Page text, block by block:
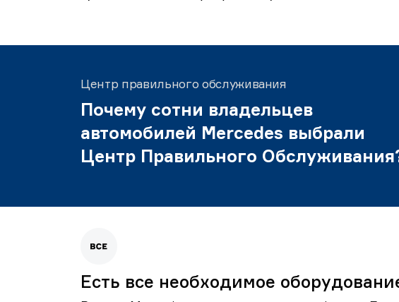
Центр правильного обслуживания
Почему сотни владельцев
автомобилей Mercedes выбрали
Центр Правильного
Есть все необходимое